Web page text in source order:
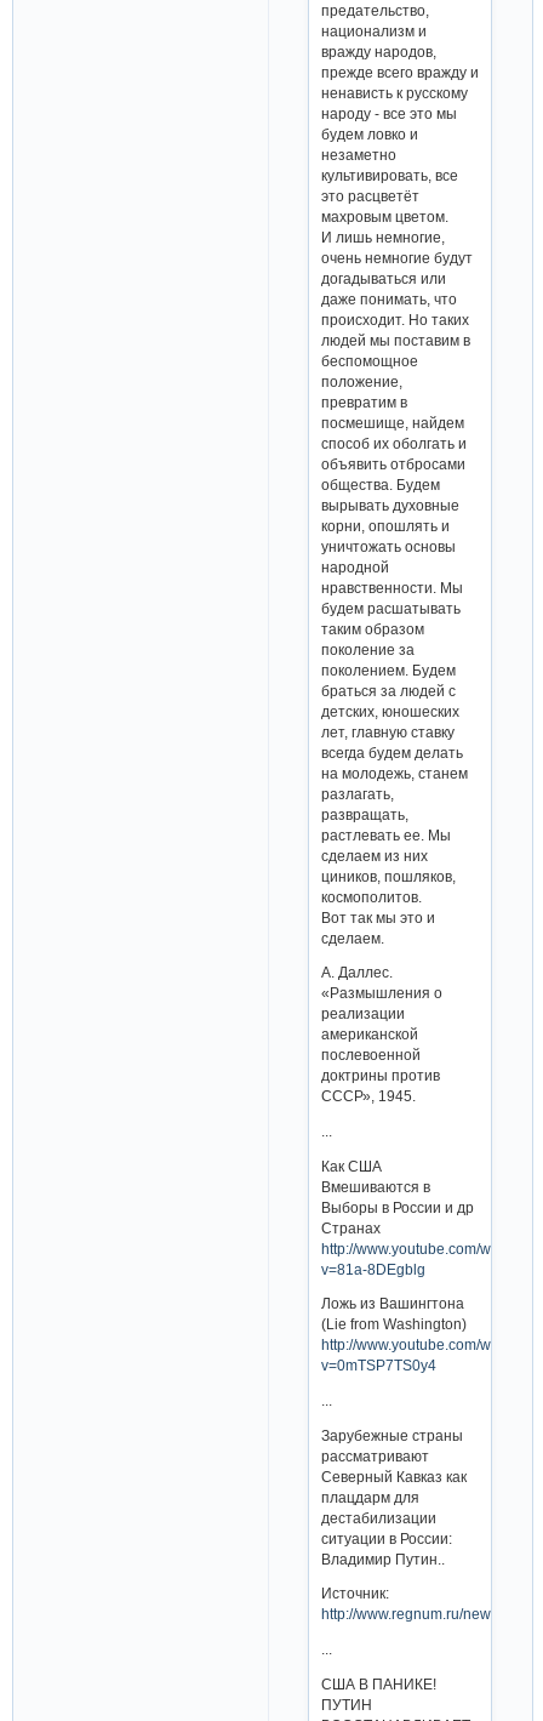
предательство,
национализм и
вражду народов,
прежде всего вражду и
ненависть к русскому
народу - все это мы
будем ловко и
незаметно
культивировать, все
это расцветёт
махровым цветом.
И лишь немногие,
очень немногие будут
догадываться или
даже понимать, что
происходит. Но таких
людей мы поставим в
беспомощное
положение,
превратим в
посмешище, найдем
способ их оболгать и
объявить отбросами
общества. Будем
вырывать духовные
корни, опошлять и
уничтожать основы
народной
нравственности. Мы
будем расшатывать
таким образом
поколение за
поколением. Будем
браться за людей с
детских, юношеских
лет, главную ставку
всегда будем делать
на молодежь, станем
разлагать,
развращать,
растлевать ее. Мы
сделаем из них
циников, пошляков,
космополитов.
Вот так мы это и
сделаем.
А. Даллес.
«Размышления о
реализации
американской
послевоенной
доктрины против
СССР», 1945.
Как США
Вмешиваются в
Выборы в России и др
Странах
http://www.youtube.com/watch?
v=81a-8DEgblg
Ложь из Вашингтона
(Lie from Washington)
http://www.youtube.com/watch?
v=0mTSP7TS0y4
Зарубежные страны
рассматривают
Северный Кавказ как
плацдарм для
дестабилизации
ситуации в России:
Владимир Путин..
Источник:
http://www.regnum.ru/news/
США В ПАНИКЕ!
ПУТИН